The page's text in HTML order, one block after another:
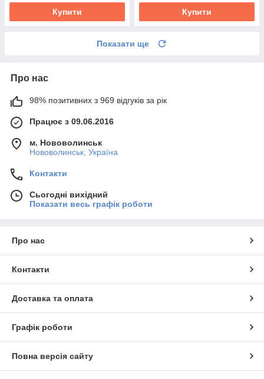
Купити Купити
Показати ще
Про нас
98% позитивних з 969 відгуків за рік
Працює з 09.06.2016
м. Нововолинськ
Нововолинськ, Україна
Контакти
Сьогодні вихідний
Показати весь графік роботи
Про нас
Контакти
Доставка та оплата
Графік роботи
Повна версія сайту